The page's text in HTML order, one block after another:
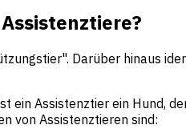
Darüber hinaus
ein Assistenztier ein Hund,
von Assistenztieren sind: